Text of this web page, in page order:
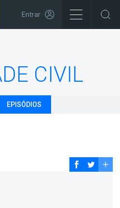
Entrar
CIVIL
EPISÓDIOS